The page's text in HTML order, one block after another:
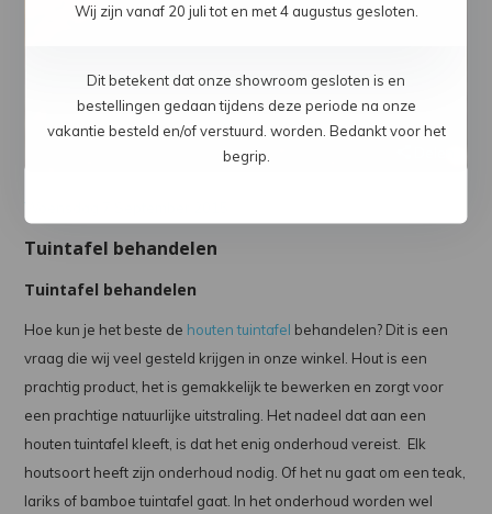
Tuintafel behandelen
Tuintafel behandelen
Hoe kun je het beste de houten tuintafel behandelen? Dit is een
vraag die wij veel gesteld krijgen in onze winkel. Hout is een
prachtig product, het is gemakkelijk te bewerken en zorgt voor
een prachtige natuurlijke uitstraling. Het nadeel dat aan een
houten tuintafel kleeft, is dat het enig onderhoud vereist. Elk
houtsoort heeft zijn onderhoud nodig. Of het nu gaat om een teak,
lariks of bamboe tuintafel gaat. In het onderhoud worden wel
Wij zijn vanaf 20 juli tot en met 4 augustus gesloten.
Dit betekent dat onze showroom gesloten is en
bestellingen gedaan tijdens deze periode na onze
vakantie besteld en/of verstuurd. worden. Bedankt voor het
begrip.